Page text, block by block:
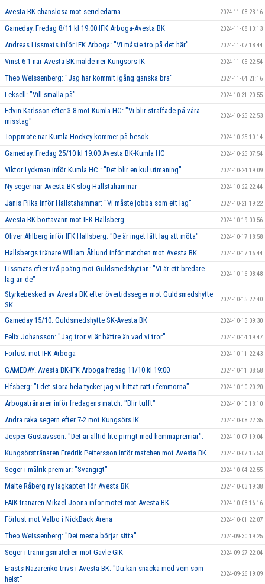
Avesta BK chanslösa mot serieledarna 2024-11-08 23:16
Gameday. Fredag 8/11 kl 19:00 IFK Arboga-Avesta BK 2024-11-08 10:13
Andreas Lissmats inför IFK Arboga: "Vi måste tro på det här" 2024-11-07 18:44
Vinst 6-1 när Avesta BK malde ner Kungsörs IK 2024-11-05 22:54
Theo Weissenberg: "Jag har kommit igång ganska bra" 2024-11-04 21:16
Leksell: "Vill smälla på" 2024-10-31 20:55
Edvin Karlsson efter 3-8 mot Kumla HC: "Vi blir straffade på våra
misstag"
2024-10-25 22:53
Toppmöte när Kumla Hockey kommer på besök 2024-10-25 10:14
Gameday. Fredag 25/10 kl 19.00 Avesta BK-Kumla HC 2024-10-25 07:54
Viktor Lyckman inför Kumla HC : "Det blir en kul utmaning" 2024-10-24 19:09
Ny seger när Avesta BK slog Hallstahammar 2024-10-22 22:44
Janis Pilka inför Hallstahammar: "Vi måste jobba som ett lag" 2024-10-21 19:22
Avesta BK bortavann mot IFK Hallsberg 2024-10-19 00:56
Oliver Ahlberg inför IFK Hallsberg: "De är inget lätt lag att möta" 2024-10-17 18:58
Hallsbergs tränare William Åhlund inför matchen mot Avesta BK 2024-10-17 16:44
Lissmats efter två poäng mot Guldsmedshyttan: "Vi är ett bredare
lag än de"
2024-10-16 08:48
Styrkebesked av Avesta BK efter övertidsseger mot Guldsmedshytte
SK
2024-10-15 22:40
Gameday 15/10. Guldsmedshytte SK-Avesta BK 2024-10-15 09:30
Felix Johansson: "Jag tror vi är bättre än vad vi tror" 2024-10-14 19:47
Förlust mot IFK Arboga 2024-10-11 22:43
GAMEDAY. Avesta BK-IFK Arboga fredag 11/10 kl 19:00 2024-10-11 08:58
Elfsberg: "I det stora hela tycker jag vi hittat rätt i femmorna" 2024-10-10 20:20
Arbogatränaren inför fredagens match: "Blir tufft" 2024-10-10 18:10
Andra raka segern efter 7-2 mot Kungsörs IK 2024-10-08 22:35
Jesper Gustavsson: "Det är alltid lite pirrigt med hemmapremiär". 2024-10-07 19:04
Kungsörstränaren Fredrik Pettersson inför matchen mot Avesta BK 2024-10-07 15:53
Seger i målrik premiär: "Svängigt" 2024-10-04 22:55
Malte Råberg ny lagkapten för Avesta BK 2024-10-03 19:38
FAIK-tränaren Mikael Joona inför mötet mot Avesta BK 2024-10-03 16:16
Förlust mot Valbo i NickBack Arena 2024-10-01 22:07
Theo Weissenberg: "Det mesta börjar sitta" 2024-09-30 19:25
Seger i träningsmatchen mot Gävle GIK 2024-09-27 22:04
Erasts Nazarenko trivs i Avesta BK: "Du kan snacka med vem som
helst"
2024-09-26 19:09